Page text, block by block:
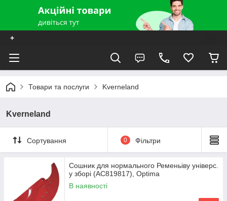
+
Товари та послуги Kverneland
Kverneland
Сортування 0 Фільтри
Сошник для нормального Ременьіву універс.
у зборі (AC819817), Optima
В наявності